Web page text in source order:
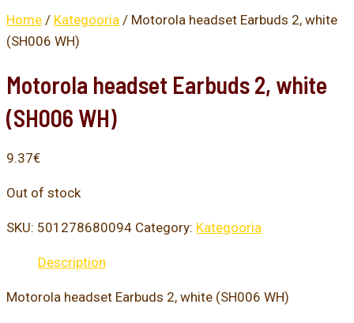
Home / Kategooria / Motorola headset Earbuds 2, white
(SH006 WH)
Motorola headset Earbuds 2, white
(SH006 WH)
9.37€
Out of stock
SKU: 501278680094 Category: Kategooria
Description
Motorola headset Earbuds 2, white (SH006 WH)